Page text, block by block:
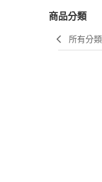
商品分類
所有分類